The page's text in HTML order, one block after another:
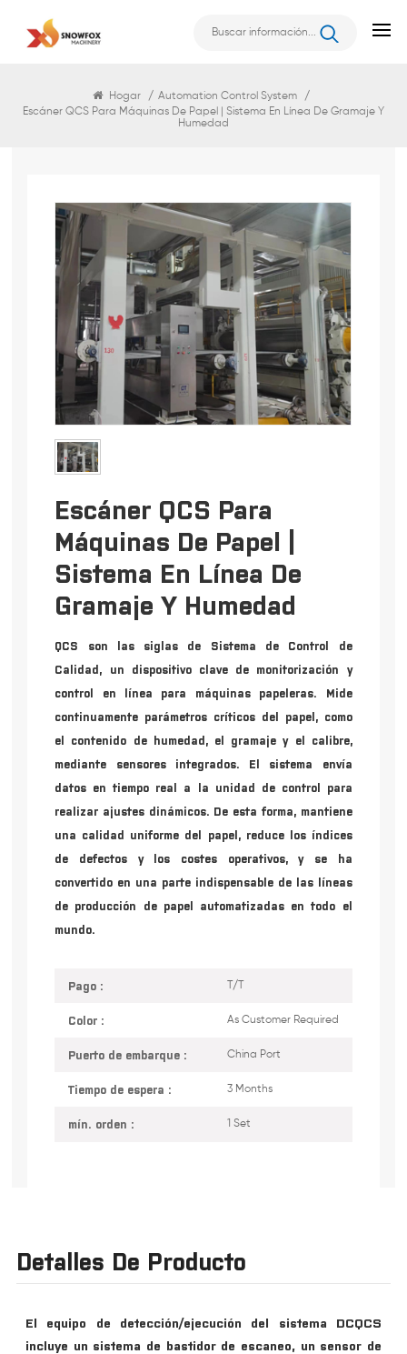
Automation Control System
Hogar / Automation Control System
/
Escáner QCS Para Máquinas De Papel | Sistema En Línea De Gramaje Y
Humedad
Escáner QCS Para
Máquinas De Papel |
Sistema En Línea De
Gramaje Y Humedad
QCS son las siglas de Sistema de Control de
Calidad, un dispositivo clave de monitorización y
control en línea para máquinas papeleras. Mide
continuamente parámetros críticos del papel, como
el contenido de humedad, el gramaje y el calibre,
mediante sensores integrados. El sistema envía
datos en tiempo real a la unidad de control para
realizar ajustes dinámicos. De esta forma, mantiene
una calidad uniforme del papel, reduce los índices
de defectos y los costes operativos, y se ha
convertido en una parte indispensable de las líneas
de producción de papel automatizadas en todo el
mundo.
Pago : T/T
Color : As Customer Required
Puerto de embarque : China Port
Tiempo de espera : 3 Months
mín. orden : 1 Set
Detalles De Producto
El equipo de detección/ejecución del sistema DCQCS
incluye un sistema de bastidor de escaneo, un sensor de